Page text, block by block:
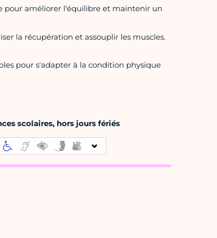
pour améliorer l'équilibre et maintenir un
la récupération et assouplir les muscles.
pour s'adapter à la condition physique
scolaires, hors jours fériés